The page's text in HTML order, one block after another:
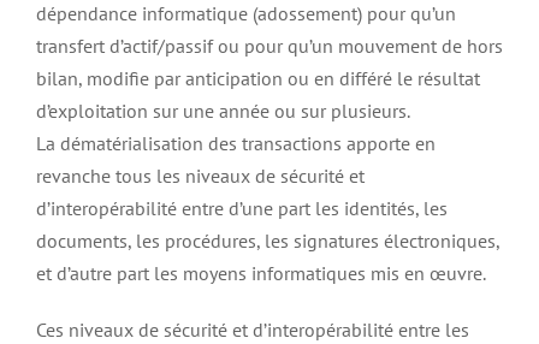
dépendance informatique (adossement) pour qu’un
transfert d’actif/passif ou pour qu’un mouvement de hors
bilan, modifie par anticipation ou en différé le résultat
d’exploitation sur une année ou sur plusieurs.
La dématérialisation des transactions apporte en
revanche tous les niveaux de sécurité et
d’interopérabilité entre d’une part les identités, les
documents, les procédures, les signatures électroniques,
et d’autre part les moyens informatiques mis en œuvre.
Ces niveaux de sécurité et d’interopérabilité entre les